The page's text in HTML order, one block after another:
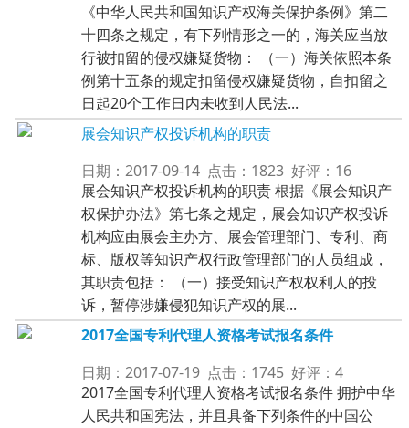
《中华人民共和国知识产权海关保护条例》第二
十四条之规定，有下列情形之一的，海关应当放
行被扣留的侵权嫌疑货物： （一）海关依照本条
例第十五条的规定扣留侵权嫌疑货物，自扣留之
日起20个工作日内未收到人民法...
展会知识产权投诉机构的职责
日期：2017-09-14 点击：1823 好评：16
展会知识产权投诉机构的职责 根据《展会知识产
权保护办法》第七条之规定，展会知识产权投诉
机构应由展会主办方、展会管理部门、专利、商
标、版权等知识产权行政管理部门的人员组成，
其职责包括： （一）接受知识产权权利人的投
诉，暂停涉嫌侵犯知识产权的展...
2017全国专利代理人资格考试报名条件
日期：2017-07-19 点击：1745 好评：4
2017全国专利代理人资格考试报名条件 拥护中华
人民共和国宪法，并且具备下列条件的中国公